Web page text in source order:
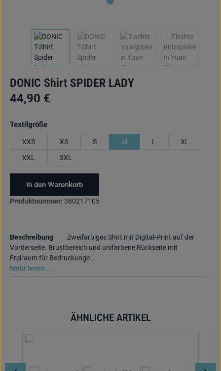
DONIC Shirt SPIDER LADY
44,90 €
Textilgrößeauswählen
XXS XS S M L
XL
XXL
3XL
In den Warenkorb
Produktnummer: 380217105
Beschreibung
Zweifarbiges Shirt mit Digital-Print auf der
Vorderseite. Brustbereich und unifarbene Rückseite mit
Freiraum für Bedruckunge…
Mehr lesen ...
Produktgalerie überspringenÄHNLICHE ARTIKEL